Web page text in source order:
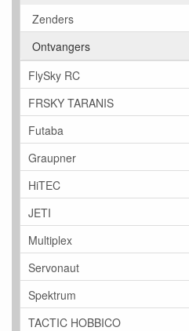
Zenders
Ontvangers
FlySky RC
FRSKY TARANIS
Futaba
Graupner
HiTEC
JETI
Multiplex
Servonaut
Spektrum
TACTIC HOBBICO